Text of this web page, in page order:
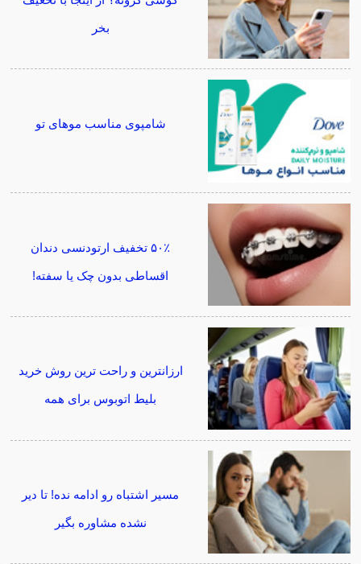
بخر
شامپوی مناسب موهای تو
۵۰٪ تخفیف ارتودنسی دندان
اقساطی بدون چک یا سفته!
ارزانترین و راحت ترین روش خرید
بلیط اتوبوس برای همه
مسیر اشتباه رو ادامه نده! تا دیر
نشده مشاوره بگیر